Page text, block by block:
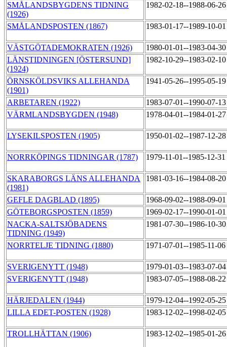
SMÅLANDSBYGDENS TIDNING
(1926)
1982-02-18--1988-06-
SMÅLANDSPOSTEN (1867) 1983-01-17--1989-10-
VÄSTGÖTADEMOKRATEN (1926)
1980-01-01--1983-04-
LÄNSTIDNINGEN [ÖSTERSUND]
(1924)
1982-10-29--1983-02-
ÖRNSKÖLDSVIKS ALLEHANDA
(1901)
1941-05-26--1995-05-
ARBETAREN (1922)
1983-07-01--1990-07-
VÄRMLANDSBYGDEN (1948)
1978-04-01--1984-01-
LYSEKILSPOSTEN (1905) 1950-01-02--1987-12-
NORRKÖPINGS TIDNINGAR (1787) 1979-11-01--1985-12-31
SKARABORGS LÄNS ALLEHANDA
(1981)
1981-03-16--1984-08-
GEFLE DAGBLAD (1895)
1968-09-02--1988-09-
GÖTEBORGSPOSTEN (1859)
1969-02-17--1990-01-
NACKA-SALTSJÖBADENS
TIDNING (1949)
1981-07-30--1986-10-
NORRTELJE TIDNING (1880) 1971-07-01--1985-11-06
SVERIGENYTT (1948)
1979-01-03--1983-07-
SVERIGENYTT (1948)
1983-07-05--1988-08-
HÄRJEDALEN (1944)
1979-12-04--1992-05-
LILLA EDET-POSTEN (1928)
1983-12-02--1998-02-
TROLLHÄTTAN (1906) 1983-12-02--1985-01-